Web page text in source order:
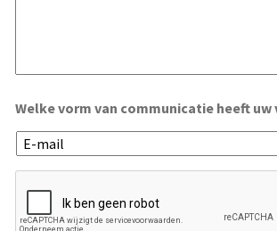
Welke vorm van communicatie heeft